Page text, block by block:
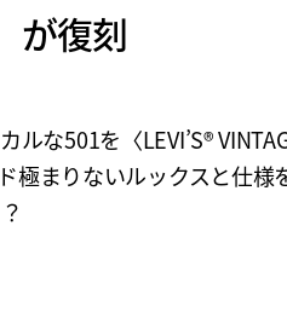
が復刻
な501を〈LEVI’S®
極まりないルックスと仕様